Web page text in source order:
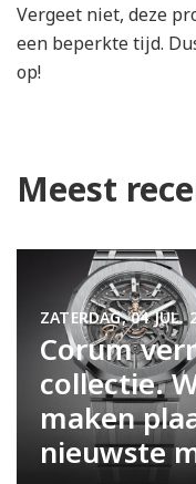
Vergeet niet, deze
een beperkte tijd.
op!
Meest
Corum
collectie.
maken
nieuwste
ZATERDAG, 04 JUL.